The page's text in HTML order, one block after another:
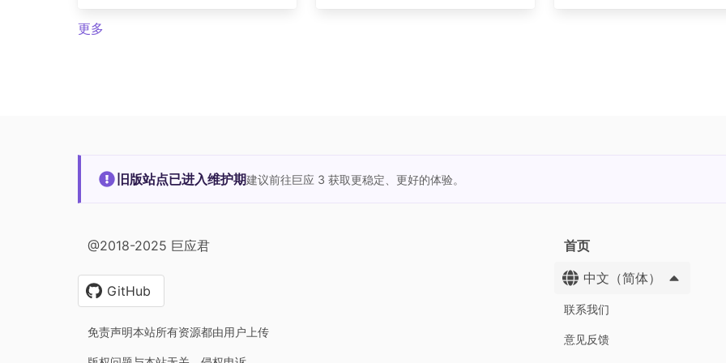
更多
旧版站点已进入维护期建议前往巨应 3 获取更稳定、更好的体验。
@2018-2025 巨应君
GitHub
免责声明本站所有资源都由用户上传
首页
中文（简体）
联系我们
意见反馈